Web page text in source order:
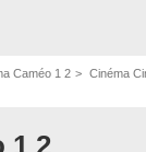
Caméo 1 2 Cinéma
1 2